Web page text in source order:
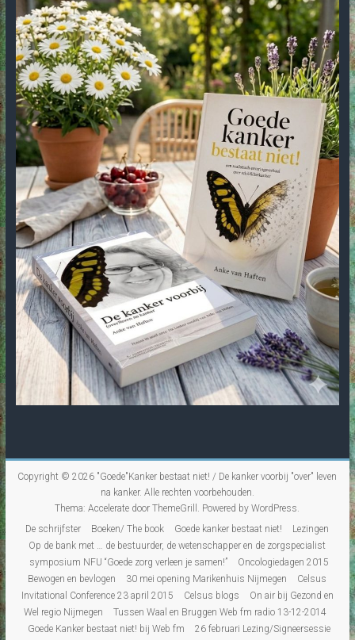
Copyright © 2026 "Goede"Kanker bestaat niet! / De kanker voorbij "over" leven
na kanker. Alle rechten voorbehouden.
Thema:Accelerate door ThemeGrill. Powered byWordPress.
De schrijfster
Boeken/ The book Goede kanker bestaat niet!
Lezingen
Op de bank met … de bestuurder, de wetenschapper en de zorgspecialist
symposium NFU “Goede zorg verleen je samen!”
Oncologiedagen 2015
Bewogen en bevlogen
30 mei opening Marikenhuis Nijmegen
Celsus
Invitational Conference 23 april 2015
Celsus blogs
On air bij Gezond en
Wel regio Nijmegen
Tussen Waal en Bruggen Web fm radio 13-12-2014
Goede Kanker bestaat niet! bij Web fm
26 februari Lezing/Signeersessie